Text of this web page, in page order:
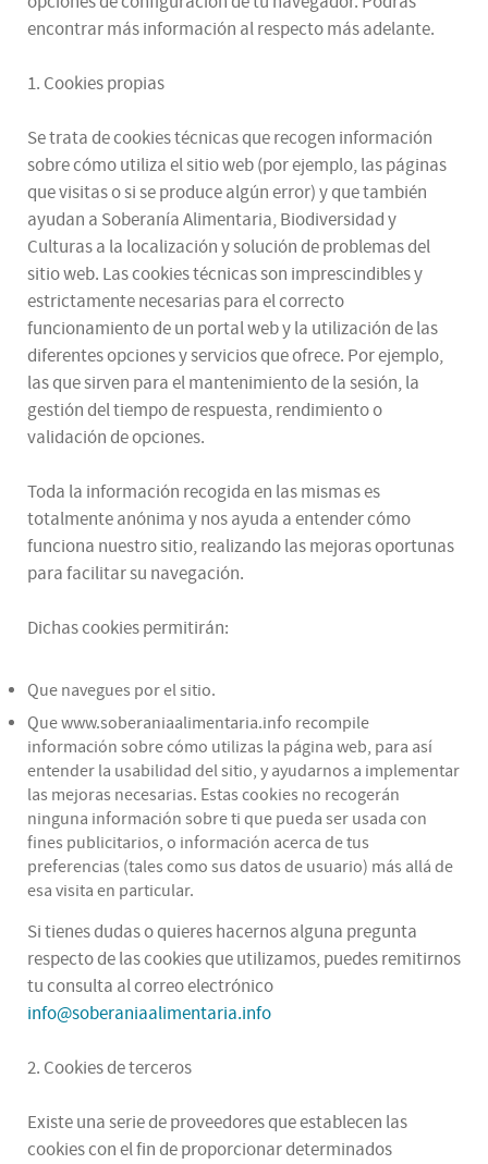
encontrar más información al respecto más adelante.
1. Cookies propias
Se trata de cookies técnicas que recogen información
sobre cómo utiliza el sitio web (por ejemplo, las páginas
que visitas o si se produce algún error) y que también
ayudan a Soberanía Alimentaria, Biodiversidad y
Culturas a la localización y solución de problemas del
sitio web. Las cookies técnicas son imprescindibles y
estrictamente necesarias para el correcto
funcionamiento de un portal web y la utilización de las
diferentes opciones y servicios que ofrece. Por ejemplo,
las que sirven para el mantenimiento de la sesión, la
gestión del tiempo de respuesta, rendimiento o
validación de opciones.
Toda la información recogida en las mismas es
totalmente anónima y nos ayuda a entender cómo
funciona nuestro sitio, realizando las mejoras oportunas
para facilitar su navegación.
Dichas cookies permitirán:
Que navegues por el sitio.
Que www.soberaniaalimentaria.info recompile
información sobre cómo utilizas la página web, para así
entender la usabilidad del sitio, y ayudarnos a implementar
las mejoras necesarias. Estas cookies no recogerán
ninguna información sobre ti que pueda ser usada con
fines publicitarios, o información acerca de tus
preferencias (tales como sus datos de usuario) más allá de
esa visita en particular.
Si tienes dudas o quieres hacernos alguna pregunta
respecto de las cookies que utilizamos, puedes remitirnos
tu consulta al correo electrónico
info@soberaniaalimentaria.info
2. Cookies de terceros
Existe una serie de proveedores que establecen las
cookies con el fin de proporcionar determinados